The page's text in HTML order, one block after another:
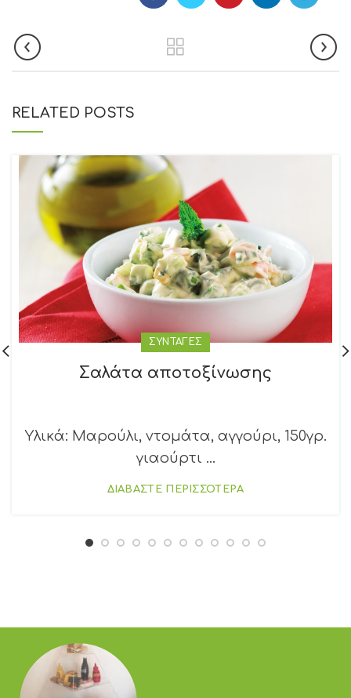
RELATED POSTS
ΣΥΝΤΑΓΕΣ
Σαλάτα αποτοξίνωσης
Υλικά: Μαρούλι, ντομάτα, αγγούρι, 150γρ.
γιαούρτι ...
ΔΙΑΒΑΣΤΕ ΠΕΡΙΣΣΟΤΕΡΑ